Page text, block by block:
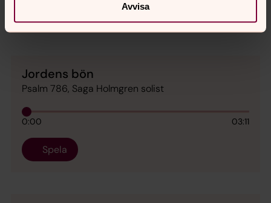
Avvisa
Jordens bön
Psalm 786, Saga Holmgren solist
0:00 03:11
Spela